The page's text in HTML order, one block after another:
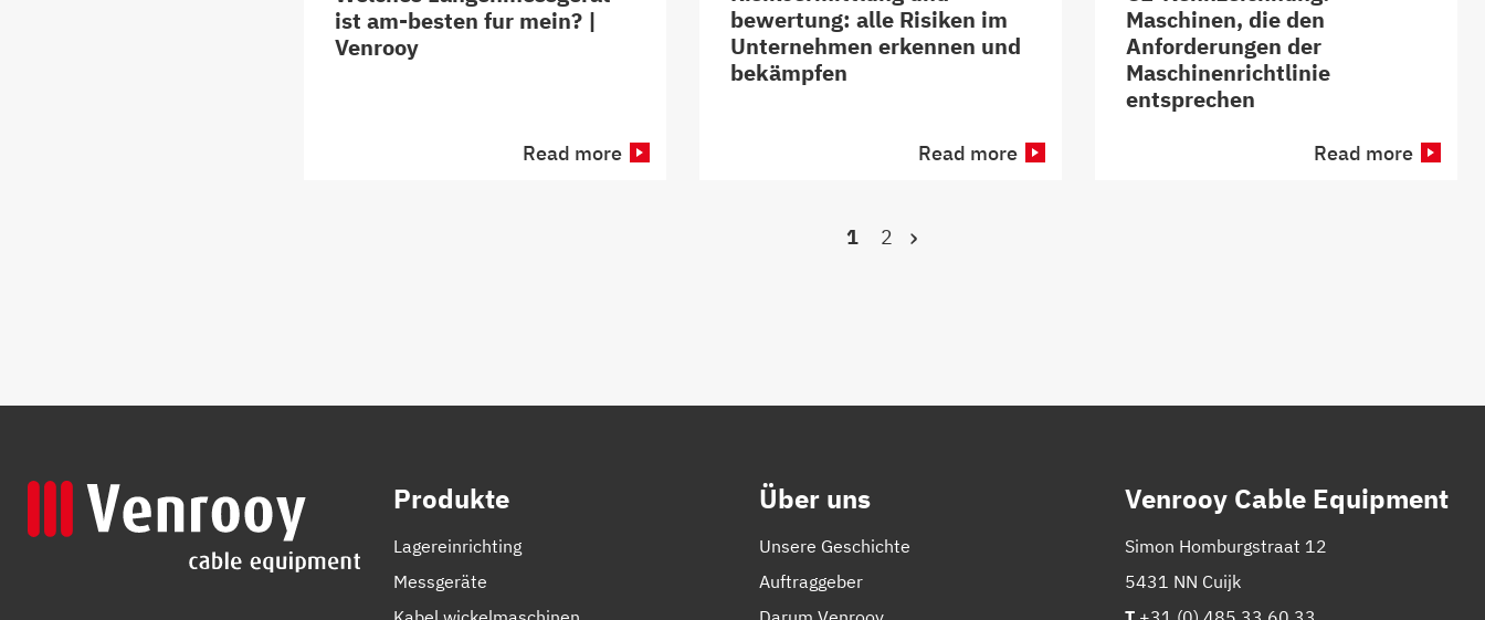
ist am-besten fur mein? |
Venrooy
Read more
bewertung: alle Risiken im
Unternehmen erkennen und
bekämpfen
Read more
Maschinen, die den
Anforderungen der
Maschinenrichtlinie
entsprechen
Read more
1 2 ›
Produkte
Lagereinrichting
Messgeräte
Über uns
Unsere Geschichte
Auftraggeber
Venrooy Cable Equipment
Simon Homburgstraat 12
5431 NN Cuijk